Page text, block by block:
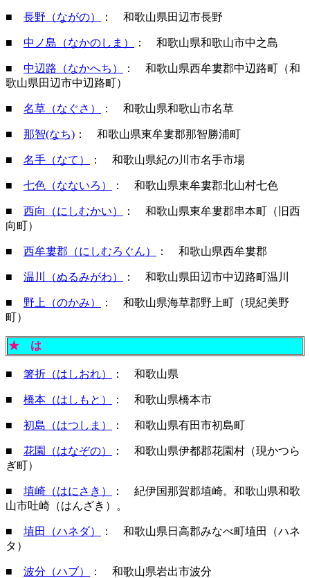
■ 長野（ながの） ： 和歌山県田辺市長野
■ 中ノ島（なかのしま） ： 和歌山県和歌山市中之島
■ 中辺路（なかへち）
： 和歌山県西牟婁郡中辺路町（和
歌山県田辺市中辺路町）
■ 名草（なぐさ） ： 和歌山県和歌山市名草
■ 那智(なち) ： 和歌山県東牟婁郡那智勝浦町
■ 名手（なて） ： 和歌山県紀の川市名手市場
■ 七色（なないろ） ： 和歌山県東牟婁郡北山村七色
■ 西向（にしむかい）
： 和歌山県東牟婁郡串本町（旧西
向町）
■ 西牟婁郡（にしむろぐん） ： 和歌山県西牟婁郡
■ 温川（ぬるみがわ） ： 和歌山県田辺市中辺路町温川
■ 野上（のかみ）
： 和歌山県海草郡野上町（現紀美野
町）
★ は
■ 箸折（はしおれ） ： 和歌山県
■ 橋本（はしもと） ： 和歌山県橋本市
■ 初島（はつしま） ： 和歌山県有田市初島町
■ 花園（はなぞの）
： 和歌山県伊都郡花園村（現かつら
ぎ町）
■ 埴崎（はにさき）
： 紀伊国那賀郡埴崎。和歌山県和歌
山市吐崎（はんざき）。
■ 埴田（ハネダ）
： 和歌山県日高郡みなべ町埴田（ハネ
タ）
■ 波分（ハブ） ： 和歌山県岩出市波分